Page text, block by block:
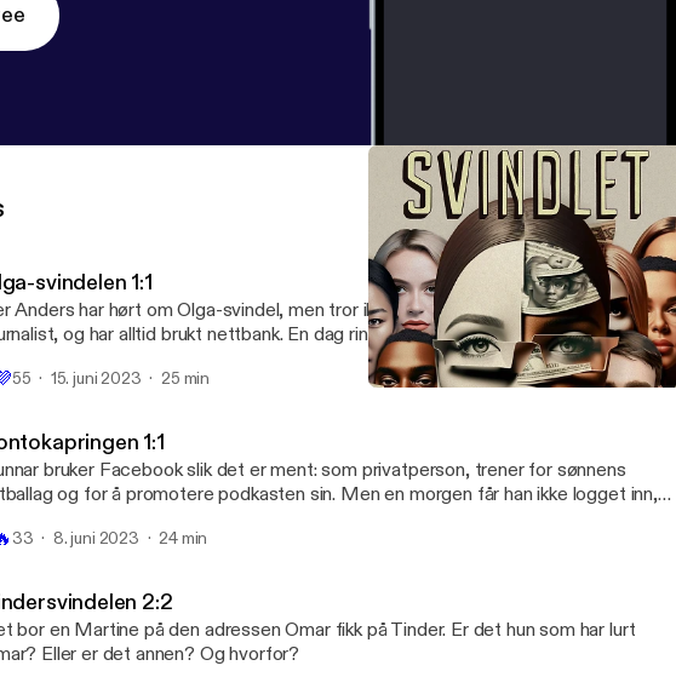
svindelen 1:1
Anders har hørt om Olga-svindel, men tror ikke at han er i målgruppa. Han er
og har alltid brukt nettbank. En dag ringer en mann fra bedrageriavdelingen i
Per Anders sjekker nummeret. Det er ett siffer fra bankens sentralbord.
55 15. juni 2023 25 min
1:1
bruker Facebook slik det er ment: som privatperson, trener for sønnens
og for å promotere podkasten sin. Men en morgen får han ikke logget inn,
Hva er det som skjer?
33 8. juni 2023 24 min
2:2
bor en Martine på den adressen Omar fikk på Tinder. Er det hun som har lurt
Eller er det annen? Og hvorfor?